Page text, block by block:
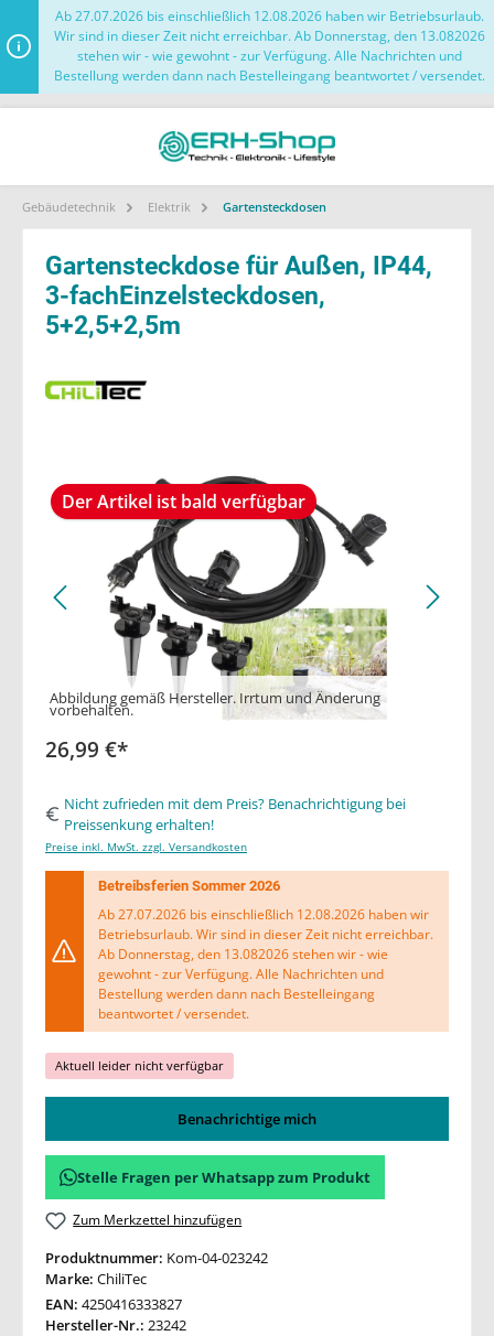
Ab 27.07.2026 bis einschließlich 12.08.2026 haben wir Betriebsurlaub.
Wir sind in dieser Zeit nicht erreichbar. Ab Donnerstag, den 13.082026
stehen wir - wie gewohnt - zur Verfügung. Alle Nachrichten und
Bestellung werden dann nach Bestelleingang beantwortet / versendet.
Gebäudetechnik Elektrik Gartensteckdosen
Gartensteckdose für Außen, IP44,
3-fachEinzelsteckdosen,
5+2,5+2,5m
Der Artikel ist bald verfügbar
Abbildung gemäß Hersteller. Irrtum und Änderung
vorbehalten.
26,99 €*
Nicht zufrieden mit dem Preis? Benachrichtigung bei
Preissenkung erhalten!
Preise inkl. MwSt. zzgl. Versandkosten
Betreibsferien Sommer 2026
Ab 27.07.2026 bis einschließlich 12.08.2026 haben wir
Betriebsurlaub. Wir sind in dieser Zeit nicht erreichbar.
Ab Donnerstag, den 13.082026 stehen wir - wie
gewohnt - zur Verfügung. Alle Nachrichten und
Bestellung werden dann nach Bestelleingang
beantwortet / versendet.
Aktuell leider nicht verfügbar
Benachrichtige mich
Stelle Fragen per Whatsapp zum Produkt
Zum Merkzettel hinzufügen
Produktnummer: Kom-04-023242
Marke: ChiliTec
EAN: 4250416333827
Hersteller-Nr.: 23242